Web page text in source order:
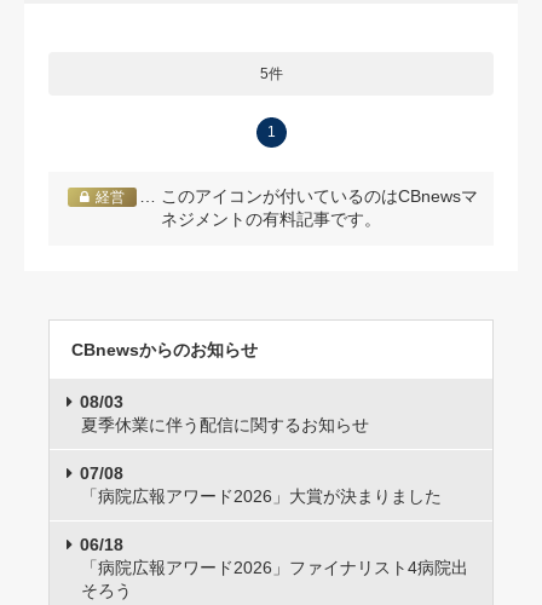
5件
1
経営
… このアイコンが付いているのはCBnewsマ
ネジメントの有料記事です。
CBnewsからのお知らせ
08/03
夏季休業に伴う配信に関するお知らせ
07/08
「病院広報アワード2026」大賞が決まりました
06/18
「病院広報アワード2026」ファイナリスト4病院出
そろう